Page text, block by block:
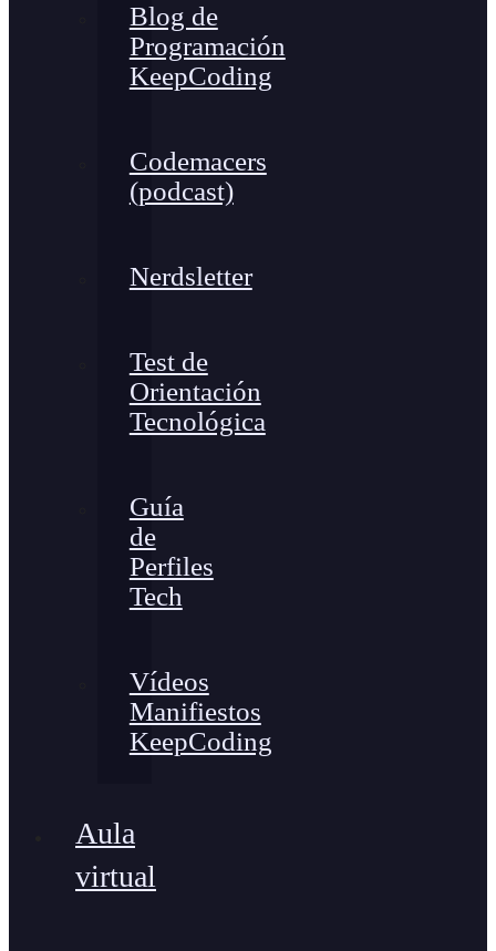
Blog de
Programación
KeepCoding
Codemacers
(podcast)
Nerdsletter
Test de
Orientación
Tecnológica
Guía
de
Perfiles
Tech
Vídeos
Manifiestos
KeepCoding
Aula
virtual